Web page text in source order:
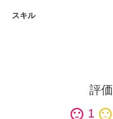
スキル
評価
sentiment_satisfied 1 sentiment_neutral